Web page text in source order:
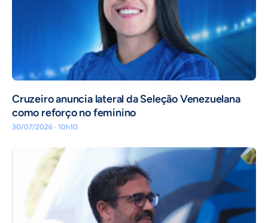
Cruzeiro anuncia lateral da Seleção Venezuelana
como reforço no feminino
30/07/2026 · 10h10